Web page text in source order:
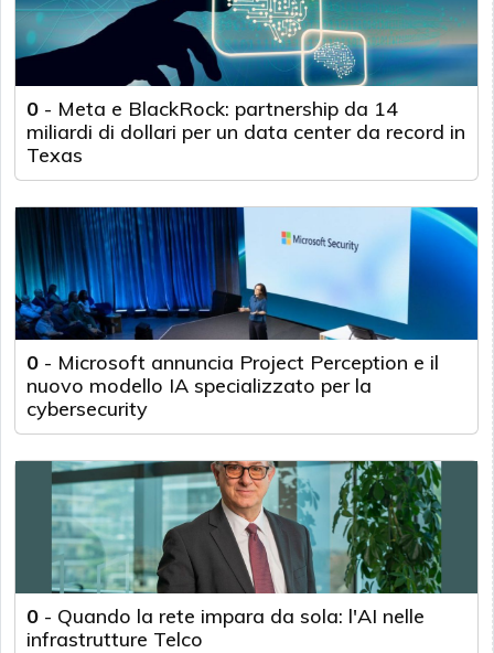
0 - Meta e BlackRock: partnership da 14
miliardi di dollari per un data center da record in
Texas
0 - Microsoft annuncia Project Perception e il
nuovo modello IA specializzato per la
cybersecurity
0 - Quando la rete impara da sola: l'AI nelle
infrastrutture Telco